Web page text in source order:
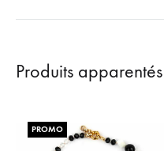
Produits apparentés
PROMO